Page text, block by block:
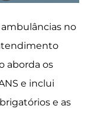
no
aborda os
e inclui
e as